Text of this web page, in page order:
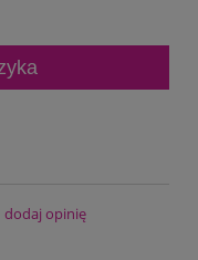
dodaj opinię